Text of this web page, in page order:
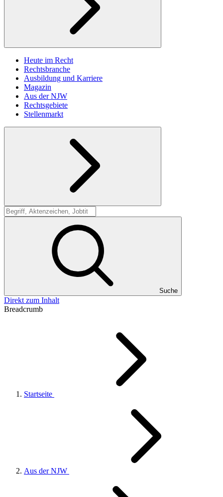
Heute im Recht
Rechtsbranche
Ausbildung und Karriere
Magazin
Aus der NJW
Rechtsgebiete
Stellenmarkt
Suche
Suche
Direkt zum Inhalt
Breadcrumb
Startseite
Aus der NJW